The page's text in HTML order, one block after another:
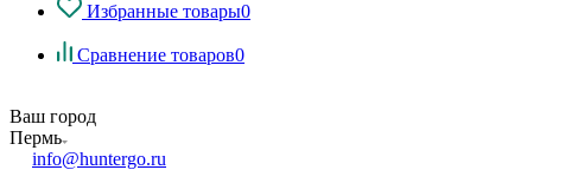
Избранные товары0
Сравнение товаров0
Ваш город
Пермь
info@huntergo.ru